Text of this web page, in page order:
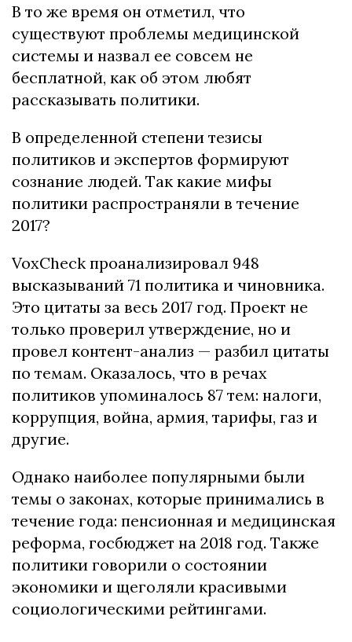
В то же время он отметил, что
существуют проблемы медицинской
системы и назвал ее совсем не
бесплатной, как об этом любят
рассказывать политики.
В определенной степени тезисы
политиков и экспертов формируют
сознание людей. Так какие мифы
политики распространяли в течение
2017?
VoxCheck проанализировал 948
высказываний 71 политика и чиновника.
Это цитаты за весь 2017 год. Проект не
только проверил утверждение, но и
провел контент-анализ — разбил цитаты
по темам. Оказалось, что в речах
политиков упоминалось 87 тем: налоги,
коррупция, война, армия, тарифы, газ и
другие.
Однако наиболее популярными были
темы о законах, которые принимались в
течение года: пенсионная и медицинская
реформа, госбюджет на 2018 год. Также
политики говорили о состоянии
экономики и щеголяли красивыми
социологическими рейтингами.